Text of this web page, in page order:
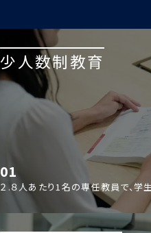
少人数制教育
01
２.８人あたり1名の専任教員で、学